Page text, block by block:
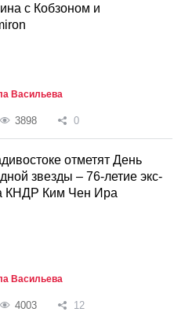
с Кобзоном и
Васильева
3898 0
отметят День
звезды – 76-летие экс-
КНДР Ким Чен Ира
Васильева
4003 12